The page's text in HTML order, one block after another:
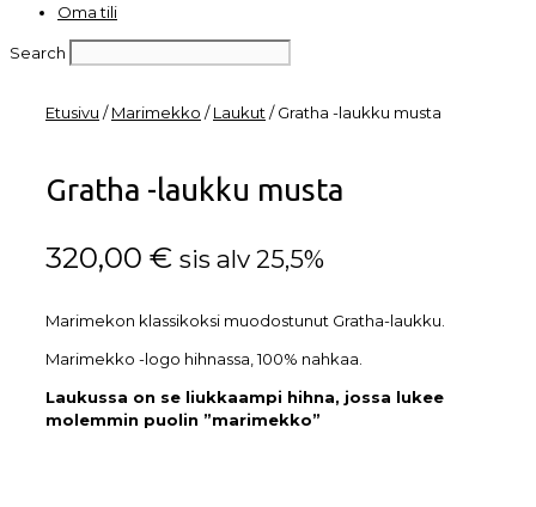
Oma tili
Search
Etusivu /Marimekko /Laukut / Gratha -laukku musta
Gratha -laukku musta
320,00 € sis alv 25,5%
Marimekon klassikoksi muodostunut Gratha-laukku.
Marimekko -logo hihnassa, 100% nahkaa.
Laukussa on se liukkaampi hihna, jossa lukee
molemmin puolin ”marimekko”